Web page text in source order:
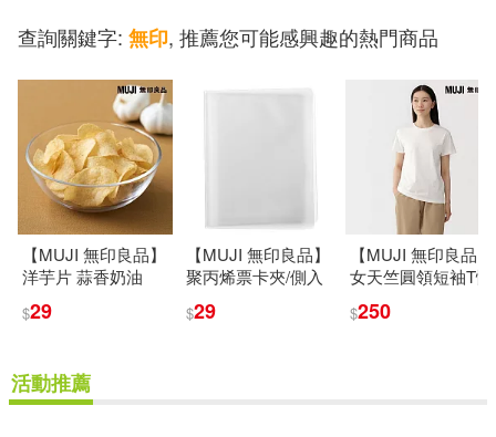
查詢關鍵字: 無印, 推薦您可能感興趣的熱門商品
【MUJI 無印良品】
洋芋片 蒜香奶油
$29
【MUJI 無印良品】
聚丙烯票卡夾/側入
透明
$29
【MUJI 無印良品】
女天竺圓領短袖T恤
$250
活動推薦